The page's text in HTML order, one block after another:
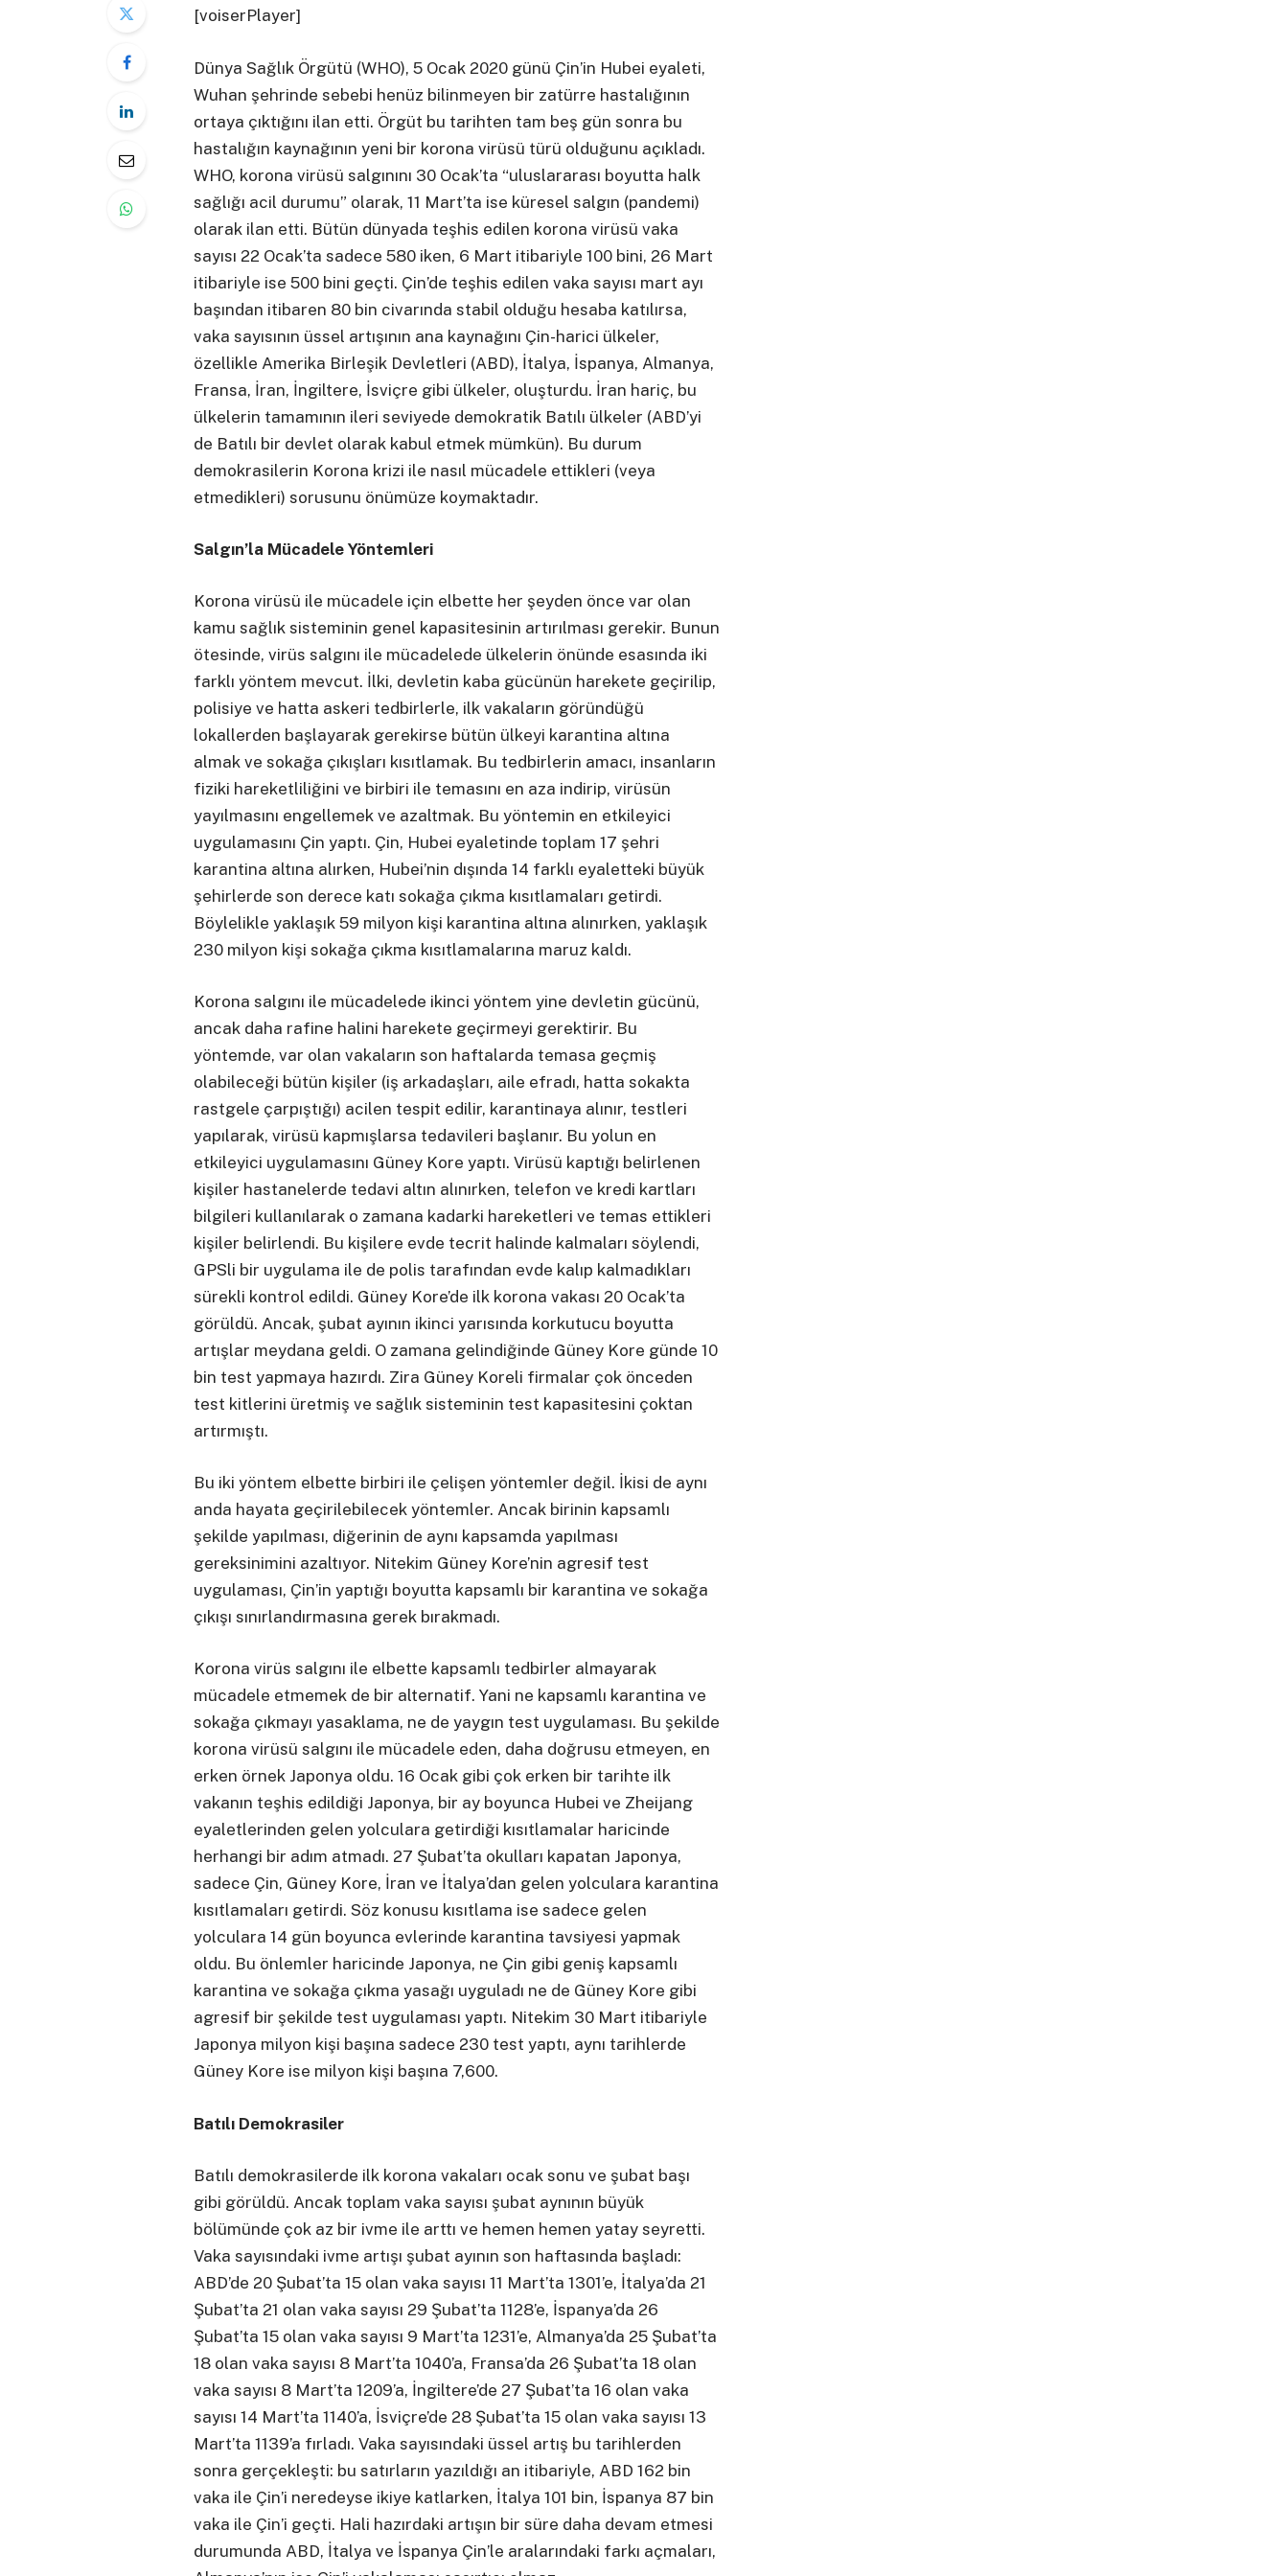
[voiserPlayer]
Dünya Sağlık Örgütü (WHO), 5 Ocak 2020 günü Çin’in Hubei eyaleti,
Wuhan şehrinde sebebi henüz bilinmeyen bir zatürre hastalığının
ortaya çıktığını ilan etti. Örgüt bu tarihten tam beş gün sonra bu
hastalığın kaynağının yeni bir korona virüsü türü olduğunu açıkladı.
WHO, korona virüsü salgınını 30 Ocak’ta “uluslararası boyutta halk
sağlığı acil durumu” olarak, 11 Mart’ta ise küresel salgın (pandemi)
olarak ilan etti. Bütün dünyada teşhis edilen korona virüsü vaka
sayısı 22 Ocak’ta sadece 580 iken, 6 Mart itibariyle 100 bini, 26 Mart
itibariyle ise 500 bini geçti. Çin’de teşhis edilen vaka sayısı mart ayı
başından itibaren 80 bin civarında stabil olduğu hesaba katılırsa,
vaka sayısının üssel artışının ana kaynağını Çin-harici ülkeler,
özellikle Amerika Birleşik Devletleri (ABD), İtalya, İspanya, Almanya,
Fransa, İran, İngiltere, İsviçre gibi ülkeler, oluşturdu. İran hariç, bu
ülkelerin tamamının ileri seviyede demokratik Batılı ülkeler (ABD’yi
de Batılı bir devlet olarak kabul etmek mümkün). Bu durum
demokrasilerin Korona krizi ile nasıl mücadele ettikleri (veya
etmedikleri) sorusunu önümüze koymaktadır.
Salgın’la Mücadele Yöntemleri
Korona virüsü ile mücadele için elbette her şeyden önce var olan
kamu sağlık sisteminin genel kapasitesinin artırılması gerekir. Bunun
ötesinde, virüs salgını ile mücadelede ülkelerin önünde esasında iki
farklı yöntem mevcut. İlki, devletin kaba gücünün harekete geçirilip,
polisiye ve hatta askeri tedbirlerle, ilk vakaların göründüğü
lokallerden başlayarak gerekirse bütün ülkeyi karantina altına
almak ve sokağa çıkışları kısıtlamak. Bu tedbirlerin amacı, insanların
fiziki hareketliliğini ve birbiri ile temasını en aza indirip, virüsün
yayılmasını engellemek ve azaltmak. Bu yöntemin en etkileyici
uygulamasını Çin yaptı. Çin, Hubei eyaletinde toplam 17 şehri
karantina altına alırken, Hubei’nin dışında 14 farklı eyaletteki büyük
şehirlerde son derece katı sokağa çıkma kısıtlamaları getirdi.
Böylelikle yaklaşık 59 milyon kişi karantina altına alınırken, yaklaşık
230 milyon kişi sokağa çıkma kısıtlamalarına maruz kaldı.
Korona salgını ile mücadelede ikinci yöntem yine devletin gücünü,
ancak daha rafine halini harekete geçirmeyi gerektirir. Bu
yöntemde, var olan vakaların son haftalarda temasa geçmiş
olabileceği bütün kişiler (iş arkadaşları, aile efradı, hatta sokakta
rastgele çarpıştığı) acilen tespit edilir, karantinaya alınır, testleri
yapılarak, virüsü kapmışlarsa tedavileri başlanır. Bu yolun en
etkileyici uygulamasını Güney Kore yaptı. Virüsü kaptığı belirlenen
kişiler hastanelerde tedavi altın alınırken, telefon ve kredi kartları
bilgileri kullanılarak o zamana kadarki hareketleri ve temas ettikleri
kişiler belirlendi. Bu kişilere evde tecrit halinde kalmaları söylendi,
GPSli bir uygulama ile de polis tarafından evde kalıp kalmadıkları
sürekli kontrol edildi. Güney Kore’de ilk korona vakası 20 Ocak’ta
görüldü. Ancak, şubat ayının ikinci yarısında korkutucu boyutta
artışlar meydana geldi. O zamana gelindiğinde Güney Kore günde 10
bin test yapmaya hazırdı. Zira Güney Koreli firmalar çok önceden
test kitlerini üretmiş ve sağlık sisteminin test kapasitesini çoktan
artırmıştı.
Bu iki yöntem elbette birbiri ile çelişen yöntemler değil. İkisi de aynı
anda hayata geçirilebilecek yöntemler. Ancak birinin kapsamlı
şekilde yapılması, diğerinin de aynı kapsamda yapılması
gereksinimini azaltıyor. Nitekim Güney Kore’nin agresif test
uygulaması, Çin’in yaptığı boyutta kapsamlı bir karantina ve sokağa
çıkışı sınırlandırmasına gerek bırakmadı.
Korona virüs salgını ile elbette kapsamlı tedbirler almayarak
mücadele etmemek de bir alternatif. Yani ne kapsamlı karantina ve
sokağa çıkmayı yasaklama, ne de yaygın test uygulaması. Bu şekilde
korona virüsü salgını ile mücadele eden, daha doğrusu etmeyen, en
erken örnek Japonya oldu. 16 Ocak gibi çok erken bir tarihte ilk
vakanın teşhis edildiği Japonya, bir ay boyunca Hubei ve Zheijang
eyaletlerinden gelen yolculara getirdiği kısıtlamalar haricinde
herhangi bir adım atmadı. 27 Şubat’ta okulları kapatan Japonya,
sadece Çin, Güney Kore, İran ve İtalya’dan gelen yolculara karantina
kısıtlamaları getirdi. Söz konusu kısıtlama ise sadece gelen
yolculara 14 gün boyunca evlerinde karantina tavsiyesi yapmak
oldu. Bu önlemler haricinde Japonya, ne Çin gibi geniş kapsamlı
karantina ve sokağa çıkma yasağı uyguladı ne de Güney Kore gibi
agresif bir şekilde test uygulaması yaptı. Nitekim 30 Mart itibariyle
Japonya milyon kişi başına sadece 230 test yaptı, aynı tarihlerde
Güney Kore ise milyon kişi başına 7,600.
Batılı Demokrasiler
Batılı demokrasilerde ilk korona vakaları ocak sonu ve şubat başı
gibi görüldü. Ancak toplam vaka sayısı şubat aynının büyük
bölümünde çok az bir ivme ile arttı ve hemen hemen yatay seyretti.
Vaka sayısındaki ivme artışı şubat ayının son haftasında başladı:
ABD’de 20 Şubat’ta 15 olan vaka sayısı 11 Mart’ta 1301’e, İtalya’da 21
Şubat’ta 21 olan vaka sayısı 29 Şubat’ta 1128’e, İspanya’da 26
Şubat’ta 15 olan vaka sayısı 9 Mart’ta 1231’e, Almanya’da 25 Şubat’ta
18 olan vaka sayısı 8 Mart’ta 1040’a, Fransa’da 26 Şubat’ta 18 olan
vaka sayısı 8 Mart’ta 1209’a, İngiltere’de 27 Şubat’ta 16 olan vaka
sayısı 14 Mart’ta 1140’a, İsviçre’de 28 Şubat’ta 15 olan vaka sayısı 13
Mart’ta 1139’a fırladı. Vaka sayısındaki üssel artış bu tarihlerden
sonra gerçekleşti: bu satırların yazıldığı an itibariyle, ABD 162 bin
vaka ile Çin’i neredeyse ikiye katlarken, İtalya 101 bin, İspanya 87 bin
vaka ile Çin’i geçti. Hali hazırdaki artışın bir süre daha devam etmesi
durumunda ABD, İtalya ve İspanya Çin’le aralarındaki farkı açmaları,